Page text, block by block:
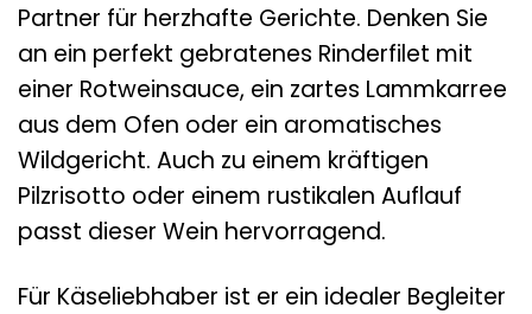
Partner für herzhafte Gerichte. Denken Sie
an ein perfekt gebratenes Rinderfilet mit
einer Rotweinsauce, ein zartes Lammkarree
aus dem Ofen oder ein aromatisches
Wildgericht. Auch zu einem kräftigen
Pilzrisotto oder einem rustikalen Auflauf
passt dieser Wein hervorragend.
Für Käseliebhaber ist er ein idealer Begleiter